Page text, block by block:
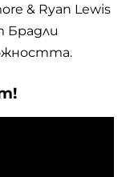
& Ryan Lewis
Брадли